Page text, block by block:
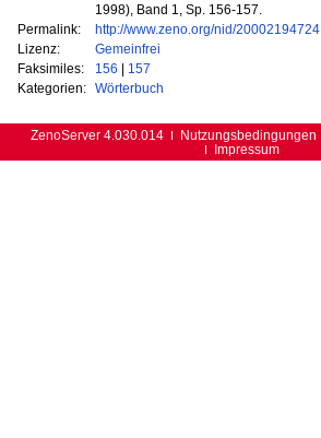
1998), Band 1, Sp. 156-157.
Permalink:
http://www.zeno.org/nid/20002194724
Lizenz:
Gemeinfrei
Faksimiles:
156 | 157
Kategorien:
Wörterbuch
ZenoServer 4.030.014 Nutzungsbedingungen
Impressum